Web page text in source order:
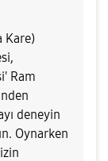
Kare)
Ram
deneyin
Oynarken